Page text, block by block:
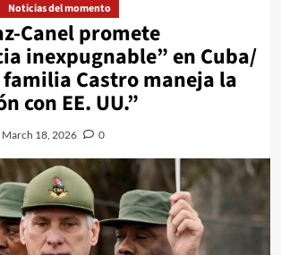
Noticias del momento
Canel promete
inexpugnable” en Cuba/
familia Castro maneja la
con EE. UU.”
March 18, 2026 0